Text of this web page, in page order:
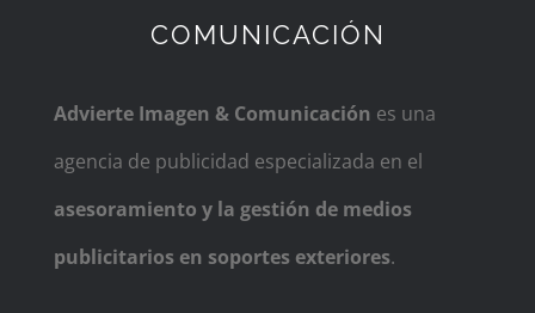
COMUNICACIÓN
Advierte Imagen & Comunicación es una
agencia de publicidad especializada en el
asesoramiento y la gestión de medios
publicitarios en soportes exteriores.